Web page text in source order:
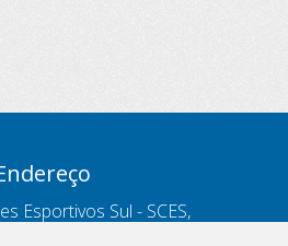
Esportivos Sul - SCES,